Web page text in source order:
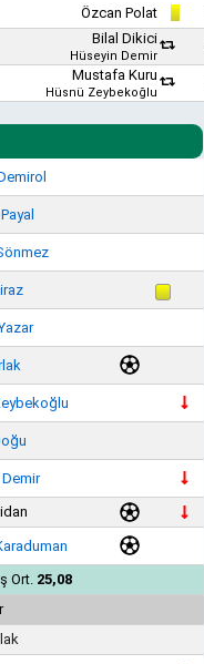
Özcan Polat
Bilal Dikici
Hüseyin Demir
Mustafa Kuru
Hüsnü Zeybekoğlu
Ort. 25,08